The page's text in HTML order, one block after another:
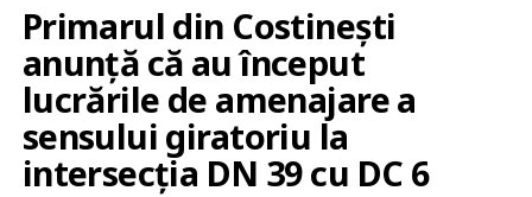
Primarul din Costinești
anunță că au început
lucrările de amenajare a
sensului giratoriu la
intersecția DN 39 cu DC 6